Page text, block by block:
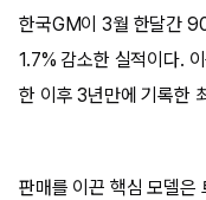
한국GM이 3월 한달간
1.7% 감소한 실적이다.
한 이후 3년만에 기록한
판매를 이끈 핵심 모델은